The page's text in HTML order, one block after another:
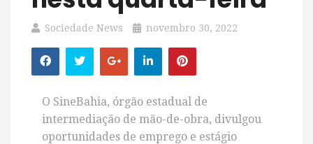
Sociedade News novembro 30, 2022
O SineBahia, órgão estadual de
intermediação de mão-de-obra, divulgou
oportunidades de emprego e estágio